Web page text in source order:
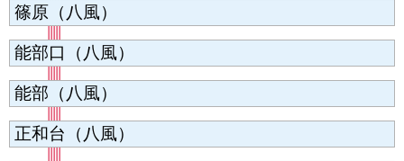
篠原（八風）
能部口（八風）
能部（八風）
正和台（八風）